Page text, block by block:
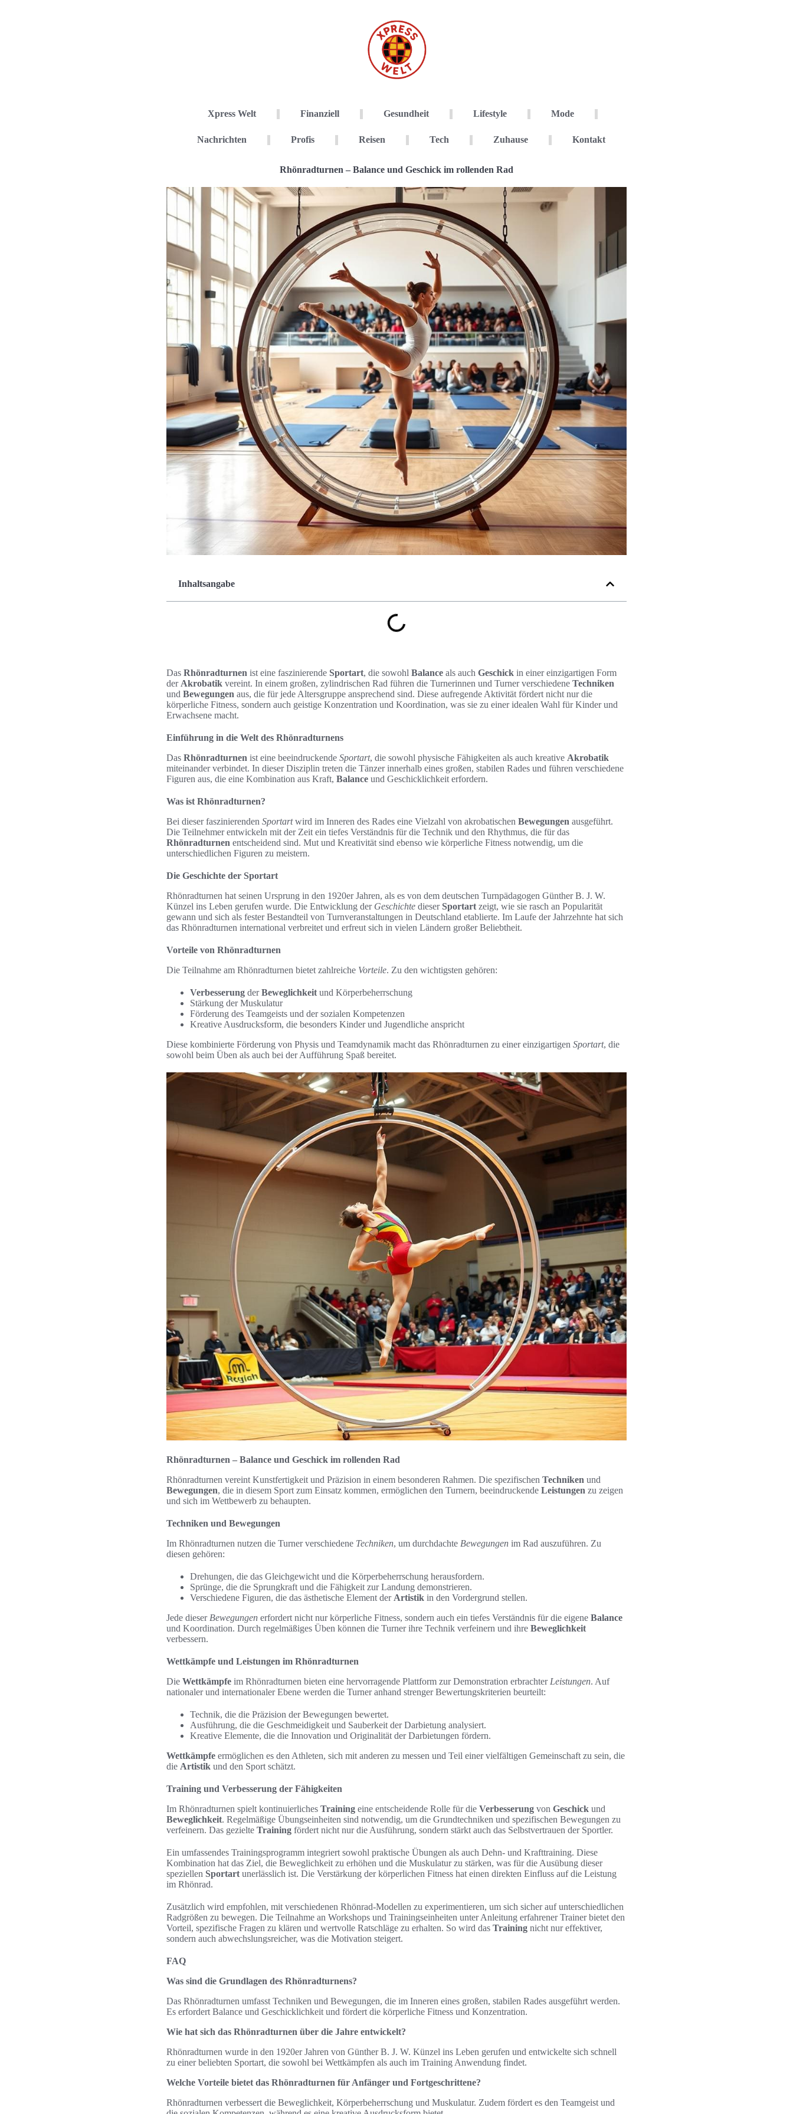
Xpress Welt Finanziell Gesundheit Lifestyle Mode
Nachrichten Profis Reisen Tech Zuhause Kontakt
Rhönradturnen – Balance und Geschick im rollenden Rad
Inhaltsangabe
Das Rhönradturnen ist eine faszinierende Sportart, die sowohl Balance als auch Geschick in einer einzigartigen Form
der Akrobatik vereint. In einem großen, zylindrischen Rad führen die Turnerinnen und Turner verschiedene Techniken
und Bewegungen aus, die für jede Altersgruppe ansprechend sind. Diese aufregende Aktivität fördert nicht nur die
körperliche Fitness, sondern auch geistige Konzentration und Koordination, was sie zu einer idealen Wahl für Kinder und
Erwachsene macht.
Einführung in die Welt des Rhönradturnens
Das Rhönradturnen ist eine beeindruckende Sportart, die sowohl physische Fähigkeiten als auch kreative Akrobatik
miteinander verbindet. In dieser Disziplin treten die Tänzer innerhalb eines großen, stabilen Rades und führen verschiedene
Figuren aus, die eine Kombination aus Kraft, Balance und Geschicklichkeit erfordern.
Was ist Rhönradturnen?
Bei dieser faszinierenden Sportartwird im Inneren des Rades eine Vielzahl von akrobatischen Bewegungen ausgeführt.
Die Teilnehmer entwickeln mit der Zeit ein tiefes Verständnis für die Technik und den Rhythmus, die für das
Rhönradturnen entscheidend sind. Mut und Kreativität sind ebenso wie körperliche Fitness notwendig, um die
unterschiedlichen Figuren zu meistern.
Die Geschichte der Sportart
Rhönradturnen hat seinen Ursprung in den 1920er Jahren, als es von dem deutschen Turnpädagogen Günther B. J. W.
Künzel ins Leben gerufen wurde. Die Entwicklung der Geschichte dieserSportart zeigt, wie sie rasch an Popularität
gewann und sich als fester Bestandteil von Turnveranstaltungen in Deutschland etablierte. Im Laufe der Jahrzehnte hat sich
das Rhönradturnen international verbreitet und erfreut sich in vielen Ländern großer Beliebtheit.
Vorteile von Rhönradturnen
Die Teilnahme am Rhönradturnen bietet zahlreiche Vorteile. Zu den wichtigsten gehören:
Verbesserung derBeweglichkeit und Körperbeherrschung
Stärkung der Muskulatur
Förderung des Teamgeists und der sozialen Kompetenzen
Kreative Ausdrucksform, die besonders Kinder und Jugendliche anspricht
Diese kombinierte Förderung von Physis und Teamdynamik macht das Rhönradturnen zu einer einzigartigen Sportart, die
sowohl beim Üben als auch bei der Aufführung Spaß bereitet.
Rhönradturnen – Balance und Geschick im rollenden Rad
Rhönradturnen vereint Kunstfertigkeit und Präzision in einem besonderen Rahmen. Die spezifischen Techniken und
Bewegungen, die in diesem Sport zum Einsatz kommen, ermöglichen den Turnern, beeindruckende Leistungen zu zeigen
und sich im Wettbewerb zu behaupten.
Techniken und Bewegungen
Im Rhönradturnen nutzen die Turner verschiedene Techniken, um durchdachte Bewegungen im Rad auszuführen. Zu
diesen gehören:
Drehungen, die das Gleichgewicht und die Körperbeherrschung herausfordern.
Sprünge, die die Sprungkraft und die Fähigkeit zur Landung demonstrieren.
Verschiedene Figuren, die das ästhetische Element der Artistik in den Vordergrund stellen.
Jede dieser Bewegungen erfordert nicht nur körperliche Fitness, sondern auch ein tiefes Verständnis für die eigene Balance
und Koordination. Durch regelmäßiges Üben können die Turner ihre Technik verfeinern und ihre Beweglichkeit
verbessern.
Wettkämpfe und Leistungen im Rhönradturnen
Die Wettkämpfe im Rhönradturnen bieten eine hervorragende Plattform zur Demonstration erbrachter Leistungen. Auf
nationaler und internationaler Ebene werden die Turner anhand strenger Bewertungskriterien beurteilt:
Technik, die die Präzision der Bewegungen bewertet.
Ausführung, die die Geschmeidigkeit und Sauberkeit der Darbietung analysiert.
Kreative Elemente, die die Innovation und Originalität der Darbietungen fördern.
Wettkämpfe ermöglichen es den Athleten, sich mit anderen zu messen und Teil einer vielfältigen Gemeinschaft zu sein, die
die Artistik und den Sport schätzt.
Training und Verbesserung der Fähigkeiten
Im Rhönradturnen spielt kontinuierliches Training eine entscheidende Rolle für die Verbesserung von Geschick und
Beweglichkeit. Regelmäßige Übungseinheiten sind notwendig, um die Grundtechniken und spezifischen Bewegungen zu
verfeinern. Das gezielte Training fördert nicht nur die Ausführung, sondern stärkt auch das Selbstvertrauen der Sportler.
Ein umfassendes Trainingsprogramm integriert sowohl praktische Übungen als auch Dehn- und Krafttraining. Diese
Kombination hat das Ziel, die Beweglichkeit zu erhöhen und die Muskulatur zu stärken, was für die Ausübung dieser
speziellen Sportart unerlässlich ist. Die Verstärkung der körperlichen Fitness hat einen direkten Einfluss auf die Leistung
im Rhönrad.
Zusätzlich wird empfohlen, mit verschiedenen Rhönrad-Modellen zu experimentieren, um sich sicher auf unterschiedlichen
Radgrößen zu bewegen. Die Teilnahme an Workshops und Trainingseinheiten unter Anleitung erfahrener Trainer bietet den
Vorteil, spezifische Fragen zu klären und wertvolle Ratschläge zu erhalten. So wird das Training nicht nur effektiver,
sondern auch abwechslungsreicher, was die Motivation steigert.
FAQ
Was sind die Grundlagen des Rhönradturnens?
Das Rhönradturnen umfasst Techniken und Bewegungen, die im Inneren eines großen, stabilen Rades ausgeführt werden.
Es erfordert Balance und Geschicklichkeit und fördert die körperliche Fitness und Konzentration.
Wie hat sich das Rhönradturnen über die Jahre entwickelt?
Rhönradturnen wurde in den 1920er Jahren von Günther B. J. W. Künzel ins Leben gerufen und entwickelte sich schnell
zu einer beliebten Sportart, die sowohl bei Wettkämpfen als auch im Training Anwendung findet.
Welche Vorteile bietet das Rhönradturnen für Anfänger und Fortgeschrittene?
Rhönradturnen verbessert die Beweglichkeit, Körperbeherrschung und Muskulatur. Zudem fördert es den Teamgeist und